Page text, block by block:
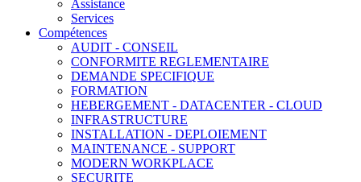
Assistance
Services
Compétences
AUDIT - CONSEIL
CONFORMITE REGLEMENTAIRE
DEMANDE SPECIFIQUE
FORMATION
HEBERGEMENT - DATACENTER - CLOUD
INFRASTRUCTURE
INSTALLATION - DEPLOIEMENT
MAINTENANCE - SUPPORT
MODERN WORKPLACE
SECURITE